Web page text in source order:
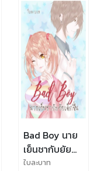
Bad Boy นาย
เย็นชากับยัย
เด็กหื่น
ใบละบาท